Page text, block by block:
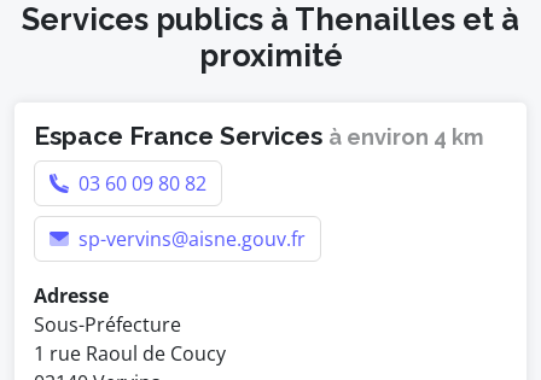
Services publics à Thenailles et à
proximité
Espace France Services à environ 4 km
03 60 09 80 82
sp-vervins@aisne.gouv.fr
Adresse
Sous-Préfecture
1 rue Raoul de Coucy